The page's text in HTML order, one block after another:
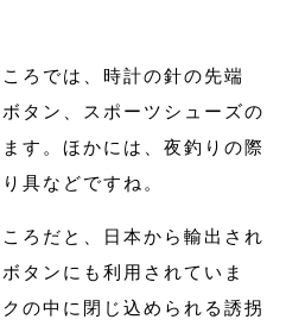
ろでは、時計の針の先端
タン、スポーツシューズの
す。ほかには、夜釣りの際
具などですね。
ろだと、日本から輸出され
タンにも利用されていま
の中に閉じ込められる誘拐